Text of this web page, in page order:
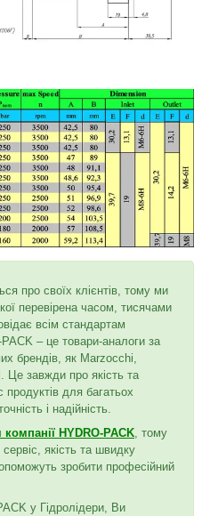
про своїх клієнтів, тому ми
перевірена часом, тисячами
всім стандартам
– це товари-аналоги за
брендів, як Marzocchi,
завжди про якість та
продуктів для багатьох
і надійність.
HYDRO-PACK, тому
якість та швидку
зробити професійний
у Гідролідери, Ви